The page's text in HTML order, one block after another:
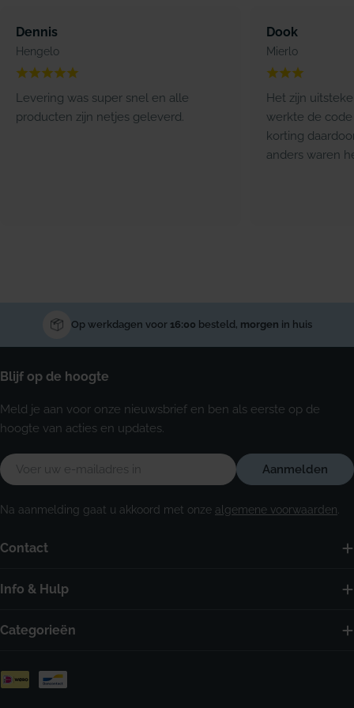
Dennis
Hengelo
Levering was super snel en alle
producten zijn netjes geleverd.
Dook
Mierlo
Het zijn
werkte de code
korting
anders waren
Op werkdagen voor 16:00 besteld, morgen in huis
Contact
Info & Hulp
Categorieën
Blijf op de hoogte
Meld je aan voor onze nieuwsbrief en ben als eerste op de
hoogte van acties en updates.
E-
mail
Aanmelden
Na aanmelding gaat u akkoord met onze algemene voorwaarden
Betaalmethoden